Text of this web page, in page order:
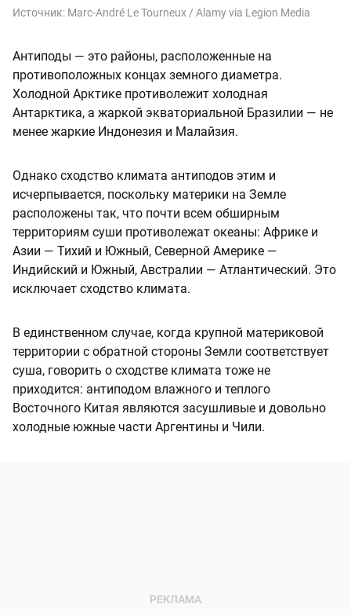
Источник: Marc-André Le Tourneux / Alamy via Legion Media
Антиподы — это районы, расположенные на
противоположных концах земного диаметра.
Холодной Арктике противолежит холодная
Антарктика, а жаркой экваториальной Бразилии — не
менее жаркие Индонезия и Малайзия.
Однако сходство климата антиподов этим и
исчерпывается, поскольку материки на Земле
расположены так, что почти всем обширным
территориям суши противолежат океаны: Африке и
Азии — Тихий и Южный, Северной Америке —
Индийский и Южный, Австралии — Атлантический. Это
исключает сходство климата.
В единственном случае, когда крупной материковой
территории с обратной стороны Земли соответствует
суша, говорить о сходстве климата тоже не
приходится: антиподом влажного и теплого
Восточного Китая являются засушливые и довольно
холодные южные части Аргентины и Чили.